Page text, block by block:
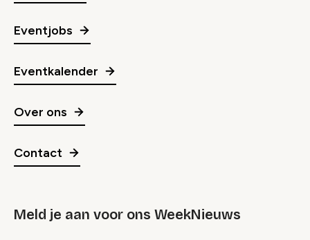
Eventjobs
Eventkalender
Over ons
Contact
Meld je aan voor ons WeekNieuws